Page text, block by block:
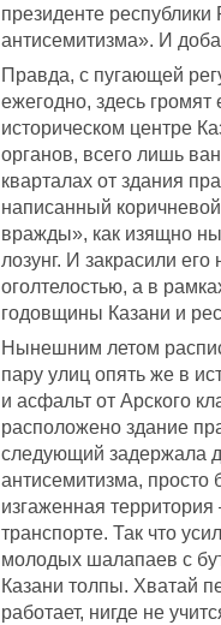
президенте
антисемитизма». И
Правда, с пугающей
ежегодно, здесь
историческом центре
органов, всего лишь
кварталах от здания
написанный
вражды», как изящно
лозунг. И закрасили
оголтелостью, а в
годовщины Казани и
Нынешним летом
пару улиц опять же в
и асфальт от Арского
расположено здание
следующий задержала
антисемитизма,
изгаженная
транспорте. Так что
молодых шалапаев с
Казани толпы. Хватай
работает, нигде не